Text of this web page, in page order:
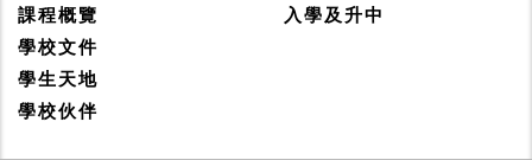
課程概覽
學校文件
學生天地
學校伙伴
入學及升中